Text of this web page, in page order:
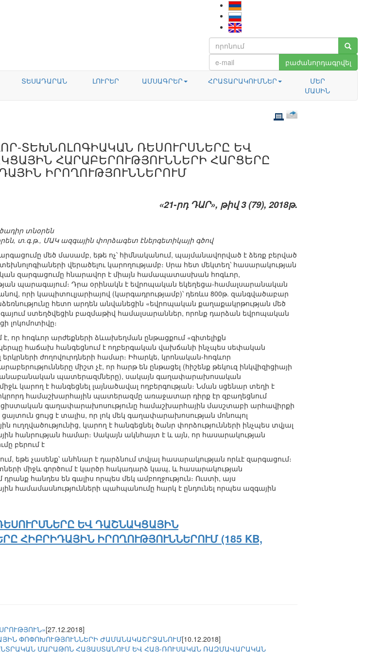
բաժանորդագրվել
ՏԵՍԱԴԱՐԱՆ ԼՈՒՐԵՐ ԱՄՍԱԳՐԵՐ ՀՐԱՏԱՐԱԿՈՒՄՆԵՐ
ՄԵՐ
ՄԱՍԻՆ
ՏԵԽՆՈԼՈԳԻԱԿԱՆ ՌԵՍՈՒՐՍՆԵՐԸ ԵՎ
ՀԱՐԱԲԵՐՈՒԹՅՈՒՆՆԵՐԻ ՀԱՐՑԵՐԸ
ԻՐՈՂՈՒԹՅՈՒՆՆԵՐՈՒՄ
«21-րդ ԴԱՐ», թիվ 3 (79), 2018թ.
տնօրեն
տ.գ.թ., ՄԱԿ ազգային փորձագետ էներգետիկայի գծով
մեծ մասամբ, եթե ոչ՝ հիմնականում, պայմանավորված է ձեռք բերված
վերածելու կարողությամբ։ Սրա հետ մեկտեղ՝ հասարակության
զարգացումը հնարավոր է միայն համապատասխան հոգևոր,
պարագայում։ Դրա օրինակն է եվրոպական եկեղեցա-համալսարանական
որի կապիտուլյարիայով (կարգադրությամբ)՝ դեռևս 800թ. զանգվածաբար
հետո արդեն անվանեցին «եվրոպական քաղաքակրթության մեծ
ստեղծվեցին բազմաթիվ համալսարաններ, որոնք դարձան եվրոպական
լոկոմոտիվը։
է, որ հոգևոր արժեքների ձևախեղման ընթացքում «գիտելիքն
հաճախ հանգեցնում է ողբերգական վախճանի ինչպես սեփական
ժողովուրդների համար։ Իհարկե, կրոնական-հոգևոր
միշտ չէ, որ հարթ են ընթացել (հիշենք թեկուզ ինկվիզիցիայի
պատերազմները), սակայն գաղափարախոսական
կարող է հանգեցնել լայնածավալ ողբերգության։ Նման սցենար տեղի է
Երկրորդ համաշխարհային պատերազմը առաջատար դիրք էր զբաղեցնում
գաղափարախոսությունը համաշխարհային մասշտաբի արհավիրքի
ցույց է տալիս, որ լոկ մեկ գաղափարախոսության մոնոպոլ
կարող է հանգեցնել ծանր փորձությունների ինչպես տվյալ
հանրության համար։ Սակայն ակնհայտ է և այն, որ հասարակության
բերում է
եթե չասենք՝ անհնար է դարձնում տվյալ հասարակության որևէ զարգացում։
միջև գործում է կարծր հակադարձ կապ, և հասարակության
հանդես են գալիս որպես մեկ ամբողջություն։ Ուստի, այս
համամասնությունների պահպանումը հարկ է ընդունել որպես ազգային
ԵՎ ԴԱՇՆԱԿՑԱՅԻՆ
ՀԻԲՐԻԴԱՅԻՆ ԻՐՈՂՈՒԹՅՈՒՆՆԵՐՈՒՄ (185 KB,
[27.12.2018]
ՓՈՓՈԽՈՒԹՅՈՒՆՆԵՐԻ ԺԱՄԱՆԱԿԱՇՐՋԱՆՈՒՄ[10.12.2018]
ՄԱՐԱԹՈՆ ՀԱՅԱՍՏԱՆՈՒՄ ԵՎ ՀԱՅ-ՌՈՒՍԱԿԱՆ ՌԱԶՄԱՎԱՐԱԿԱՆ